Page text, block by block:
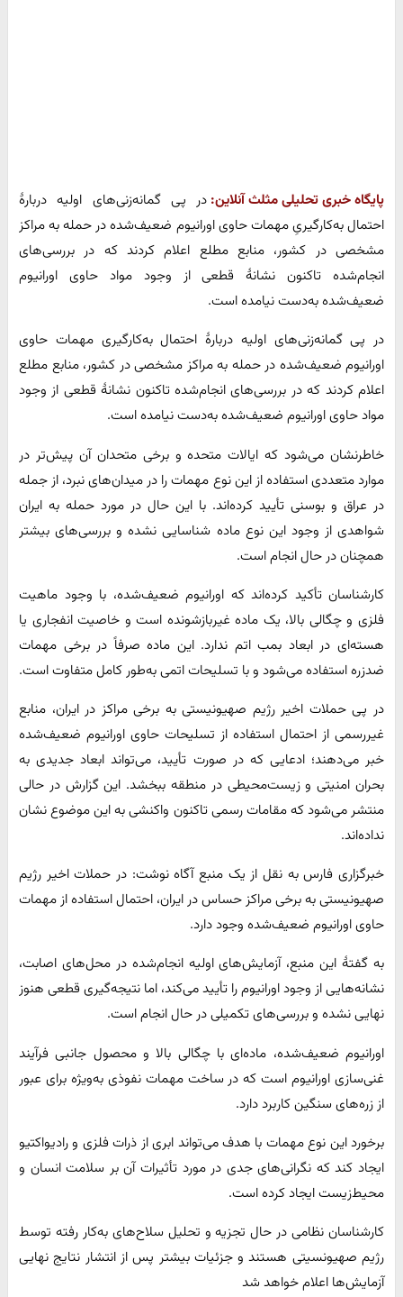
پایگاه خبری تحلیلی مثلث آنلاین: در پی گمانه‌زنی‌های اولیه دربارهٔ
احتمال به‌کارگیریِ مهمات حاوی اورانیوم ضعیف‌شده در حمله به مراکز
مشخصی در کشور، منابع مطلع اعلام کردند که در بررسی‌های
انجام‌شده تاکنون نشانهٔ قطعی از وجود مواد حاوی اورانیوم
ضعیف‌شده به‌دست نیامده است.
در پی گمانه‌زنی‌های اولیه دربارهٔ احتمال به‌کارگیری مهمات حاوی
اورانیوم ضعیف‌شده در حمله به مراکز مشخصی در کشور، منابع مطلع
اعلام کردند که در بررسی‌های انجام‌شده تاکنون نشانهٔ قطعی از وجود
مواد حاوی اورانیوم ضعیف‌شده به‌دست نیامده است.
خاطرنشان می‌شود که ایالات متحده و برخی متحدان آن پیش‌تر در
موارد متعددی استفاده از این نوع مهمات را در میدان‌های نبرد، از جمله
در عراق و بوسنی تأیید کرده‌اند. با این حال در مورد حمله به ایران
شواهدی از وجود این نوع ماده شناسایی نشده و بررسی‌های بیشتر
همچنان در حال انجام است.
کارشناسان تأکید کرده‌اند که اورانیوم ضعیف‌شده، با وجود ماهیت
فلزی و چگالی بالا، یک ماده غیربازشونده است و خاصیت انفجاری یا
هسته‌ای در ابعاد بمب اتم ندارد. این ماده صرفاً در برخی مهمات
ضدزره استفاده می‌شود و با تسلیحات اتمی به‌طور کامل متفاوت است.
در پی حملات اخیر رژیم صهیونیستی به برخی مراکز در ایران، منابع
غیررسمی از احتمال استفاده از تسلیحات حاوی اورانیوم ضعیف‌شده
خبر می‌دهند؛ ادعایی که در صورت تأیید، می‌تواند ابعاد جدیدی به
بحران امنیتی و زیست‌محیطی در منطقه ببخشد. این گزارش در حالی
منتشر می‌شود که مقامات رسمی تاکنون واکنشی به این موضوع نشان
نداده‌اند.
خبرگزاری فارس به نقل از یک منبع آگاه نوشت: در حملات اخیر رژیم
صهیونیستی به برخی مراکز حساس در ایران، احتمال استفاده از مهمات
حاوی اورانیوم ضعیف‌شده وجود دارد.
به گفتۀ این منبع، آزمایش‌های اولیه انجام‌شده در محل‌های اصابت،
نشانه‌هایی از وجود اورانیوم را تأیید می‌کند، اما نتیجه‌گیری قطعی هنوز
نهایی نشده و بررسی‌های تکمیلی در حال انجام است.
اورانیوم ضعیف‌شده، ماده‌ای با چگالی بالا و محصول جانبی فرآیند
غنی‌سازی اورانیوم است که در ساخت مهمات نفوذی به‌ویژه برای عبور
از زره‌های سنگین کاربرد دارد.
برخورد این نوع مهمات با هدف می‌تواند ابری از ذرات فلزی و رادیواکتیو
ایجاد کند که نگرانی‌های جدی در مورد تأثیرات آن بر سلامت انسان و
محیط‌زیست ایجاد کرده است.
کارشناسان نظامی در حال تجزیه و تحلیل سلاح‌های به‌کار رفته توسط
رژیم صهیونسیتی هستند و جزئیات بیشتر پس از انتشار نتایج نهایی
آزمایش‌ها اعلام خواهد شد